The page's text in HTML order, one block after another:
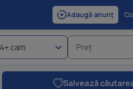
Adaugă anunț
4+ cam Preț
Salvează